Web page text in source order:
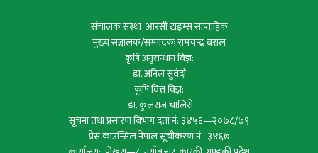
संचालक संस्था आरसी टाइम्स साप्ताहिक
मुख्य सञ्चालक/सम्पादकः रामचन्द्र बराल
कृषि अनुसन्धान विज्ञ:
डा. अनिल सुवेदी
कृषि वित्त विज्ञ:
डा. कुलराज चालिसे
सूचना तथा प्रसारण बिभाग दर्ता नं: ३४५६—२०७८/७९
प्रेस काउन्सिल नेपाल सूचीकरण नं.: ३४६७